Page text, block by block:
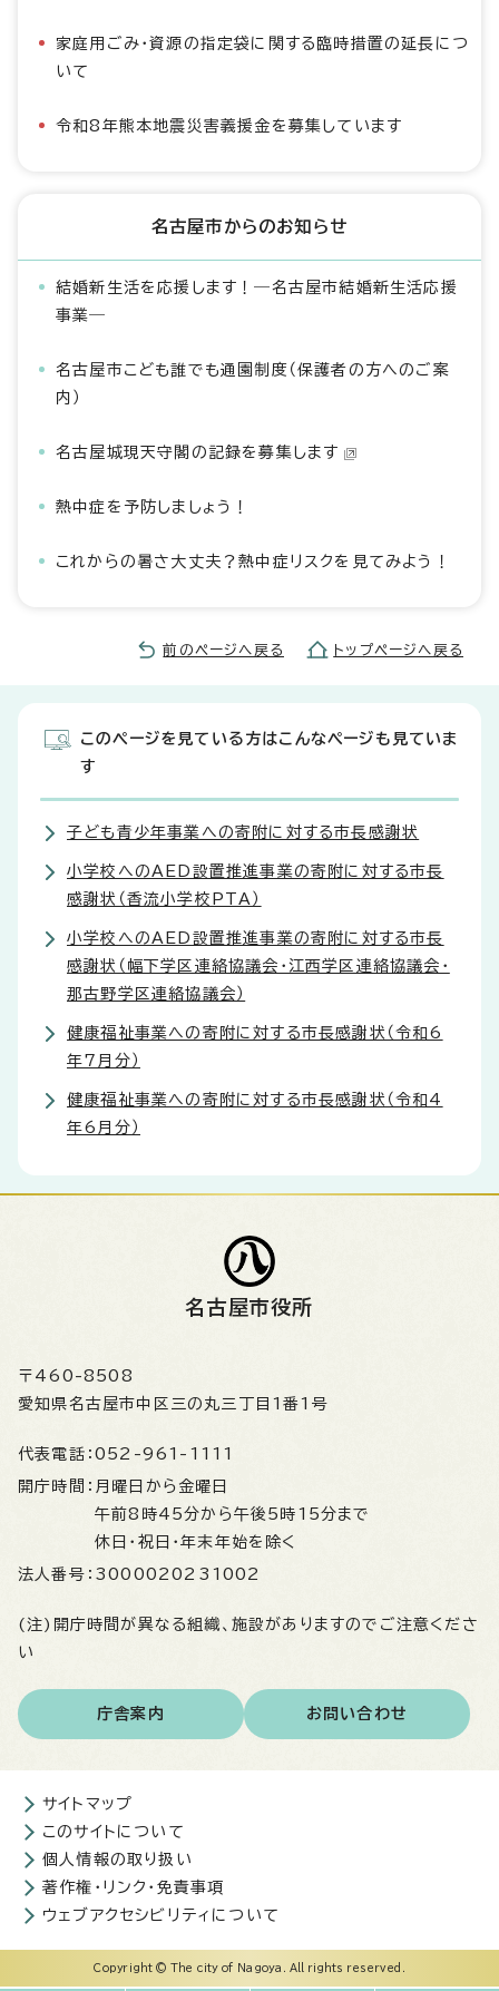
家庭用ごみ・資源の指定袋に関する臨時措置の延長につ
いて
令和8年熊本地震災害義援金を募集しています
名古屋市からのお知らせ
結婚新生活を応援します！―名古屋市結婚新生活応援
事業―
名古屋市こども誰でも通園制度（保護者の方へのご案
内）
名古屋城現天守閣の記録を募集します
熱中症を予防しましょう！
これからの暑さ大丈夫？熱中症リスクを見てみよう！
前のページへ戻る トップページへ戻る
このページを見ている方はこんなページも見ていま
す
子ども青少年事業への寄附に対する市長感謝状
小学校へのAED設置推進事業の寄附に対する市長
感謝状（香流小学校PTA）
小学校へのAED設置推進事業の寄附に対する市長
感謝状（幅下学区連絡協議会・江西学区連絡協議会・
那古野学区連絡協議会）
健康福祉事業への寄附に対する市長感謝状（令和6
年7月分）
健康福祉事業への寄附に対する市長感謝状（令和4
年6月分）
名古屋市役所
〒460-8508
愛知県名古屋市中区三の丸三丁目1番1号
代表電話： 052-961-1111
開庁時間： 月曜日から金曜日
午前8時45分から午後5時15分まで
休日・祝日・年末年始を除く
法人番号： 3000020231002
(注)開庁時間が異なる組織、施設がありますのでご注意くださ
い
庁舎案内 お問い合わせ
サイトマップ
このサイトについて
個人情報の取り扱い
著作権・リンク・免責事項
ウェブアクセシビリティについて
Copyright © The city of Nagoya. All rights reserved.